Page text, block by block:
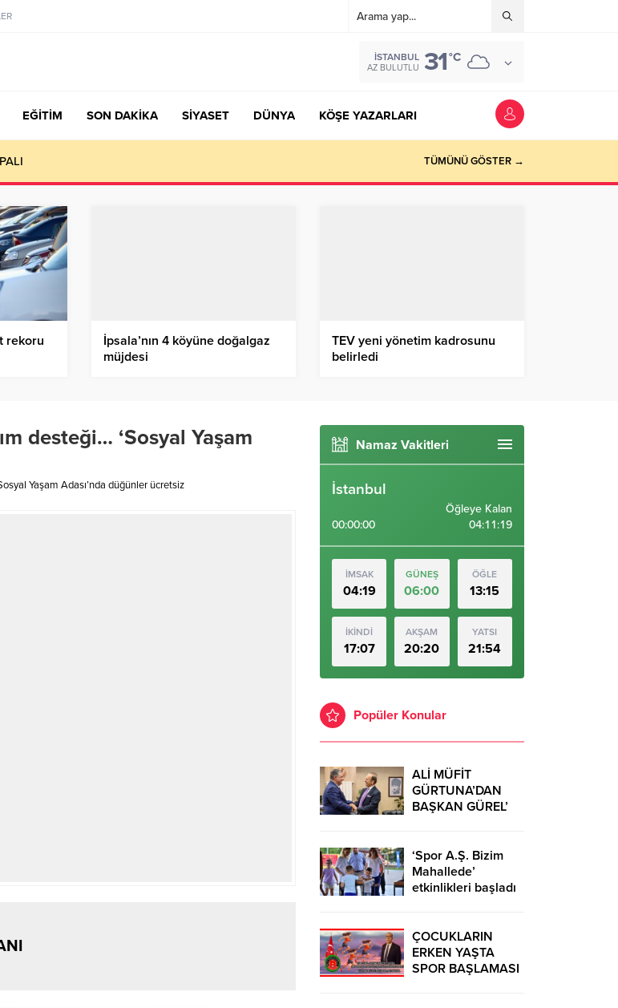
İSTANBUL
AZ BULUTLU 31°C
EĞİTİM SON DAKİKA SİYASET DÜNYA KÖŞE YAZARLARI
TÜMÜNÜ GÖSTER →
rekoru
İpsala’nın 4 köyüne doğalgaz
müjdesi
TEV yeni yönetim kadrosunu
belirledi
desteği… ‘Sosyal Yaşam
Yaşam Adası’nda düğünler ücretsiz
Namaz Vakitleri
İstanbul
00:00:00
Öğleye Kalan
04:11:18
İMSAK
04:19
GÜNEŞ
06:00
ÖĞLE
13:15
İKİNDİ
17:07
AKŞAM
20:20
YATSI
21:54
Popüler Konular
ALİ MÜFİT
GÜRTUNA’DAN
BAŞKAN GÜREL’
‘Spor A.Ş. Bizim
Mahallede’
etkinlikleri başladı
ÇOCUKLARIN
ERKEN YAŞTA
SPOR BAŞLAMASI